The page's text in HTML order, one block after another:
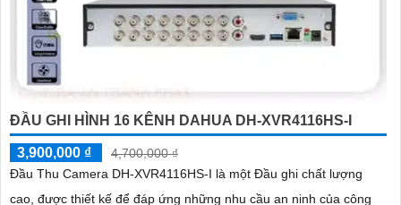
ĐẦU GHI HÌNH 16 KÊNH DAHUA DH-XVR4116HS-I
3,900,000 ₫
4,700,000 ₫
Đầu Thu Camera DH-XVR4116HS-I là một Đầu ghi chất lượng
cao, được thiết kế để đáp ứng những nhu cầu an ninh của công